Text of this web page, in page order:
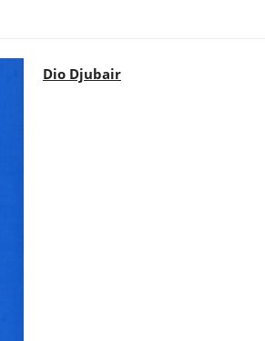
Dio Djubair